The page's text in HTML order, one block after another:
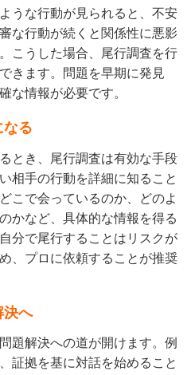
うな行動が見られると、不安
な行動が続くと関係性に悪影
こうした場合、尾行調査を行
きます。問題を早期に発見
な情報が必要です。
なる
とき、尾行調査は有効な手段
相手の行動を詳細に知ること
こで会っているのか、どのよ
かなど、具体的な情報を得る
分で尾行することはリスクが
、プロに依頼することが推奨
決へ
題解決への道が開けます。例
証拠を基に対話を始めること